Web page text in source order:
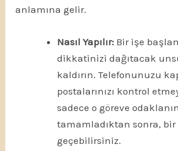
anlamına gelir.
Nasıl Yapılır: Bir işe
dikkatinizi dağıtacak
kaldırın. Telefonunuzu
postalarınızı kontrol
sadece o göreve
tamamladıktan sonra,
geçebilirsiniz.